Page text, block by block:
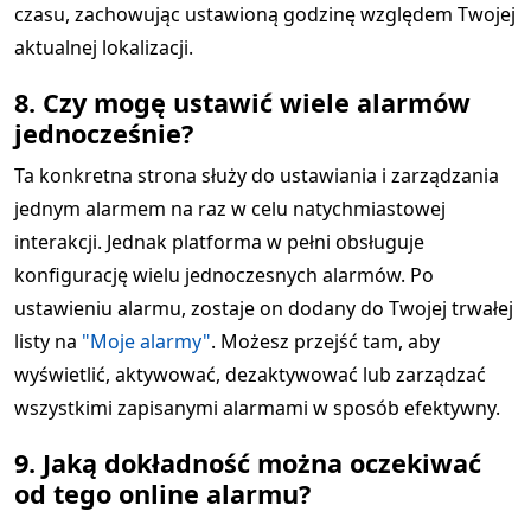
czasu, zachowując ustawioną godzinę względem Twojej
aktualnej lokalizacji.
8. Czy mogę ustawić wiele alarmów
jednocześnie?
Ta konkretna strona służy do ustawiania i zarządzania
jednym alarmem na raz w celu natychmiastowej
interakcji. Jednak platforma w pełni obsługuje
konfigurację wielu jednoczesnych alarmów. Po
ustawieniu alarmu, zostaje on dodany do Twojej trwałej
listy na "Moje alarmy". Możesz przejść tam, aby
wyświetlić, aktywować, dezaktywować lub zarządzać
wszystkimi zapisanymi alarmami w sposób efektywny.
9. Jaką dokładność można oczekiwać
od tego online alarmu?